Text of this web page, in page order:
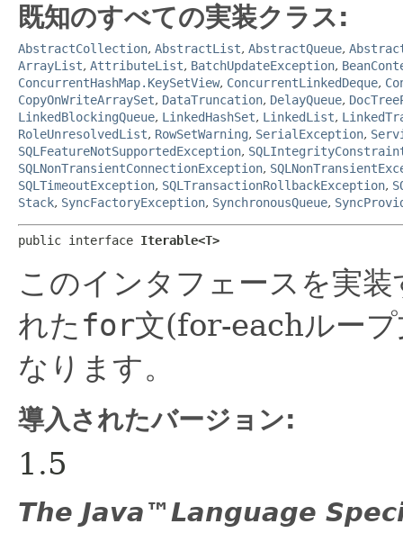
既知のすべての実装クラス:
AbstractCollection, AbstractList, AbstractQueue,
ArrayList, AttributeList, BatchUpdateException,
ConcurrentHashMap.KeySetView, ConcurrentLinkedDeque,
CopyOnWriteArraySet, DataTruncation, DelayQueue,
LinkedBlockingQueue, LinkedHashSet, LinkedList,
RoleUnresolvedList, RowSetWarning, SerialException,
SQLFeatureNotSupportedException,
SQLNonTransientConnectionException,
SQLTimeoutException, SQLTransactionRollbackException,
Stack, SyncFactoryException, SynchronousQueue,
public interface Iterable<T>
このインタフェースを実
れた for文(for-eachルー
なります。
導入されたバージョン:
1.5
The Java™Language